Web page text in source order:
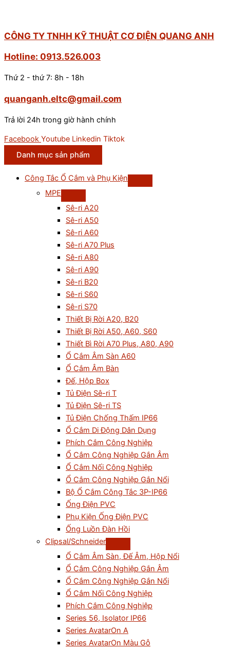
CÔNG TY TNHH KỸ THUẬT CƠ ĐIỆN QUANG ANH
Hotline: 0913.526.003
Thứ 2 - thứ 7: 8h - 18h
quanganh.eltc@gmail.com
Trả lời 24h trong giờ hành chính
Facebook Youtube Linkedin Tiktok
Danh mục sản phẩm
Công Tắc Ổ Cắm và Phụ Kiện
MPE
Sê-ri A20
Sê-ri A50
Sê-ri A60
Sê-ri A70 Plus
Sê-ri A80
Sê-ri A90
Sê-ri B20
Sê-ri S60
Sê-ri S70
Thiết Bị Rời A20, B20
Thiết Bị Rời A50, A60, S60
Thiết Bì Rời A70 Plus, A80, A90
Ổ Cắm Âm Sàn A60
Ổ Cắm Âm Bàn
Đế, Hộp Box
Tủ Điện Sê-ri T
Tủ Điện Sê-ri TS
Tủ Điện Chống Thấm IP66
Ổ Cắm Di Động Dân Dụng
Phích Cắm Công Nghiệp
Ổ Cắm Công Nghiệp Gắn Âm
Ổ Cắm Nối Công Nghiệp
Ổ Cắm Công Nghiệp Gắn Nổi
Bộ Ổ Cắm Công Tắc 3P-IP66
Ống Điện PVC
Phụ Kiện Ống Điện PVC
Ống Luồn Đàn Hồi
Clipsal/Schneider
Ổ Cắm Âm Sàn, Đế Âm, Hộp Nổi
Ổ Cắm Công Nghiệp Gắn Âm
Ổ Cắm Công Nghiệp Gắn Nổi
Ổ Cắm Nối Công Nghiệp
Phích Cắm Công Nghiệp
Series 56, Isolator IP66
Series AvatarOn A
Series AvatarOn Màu Gỗ